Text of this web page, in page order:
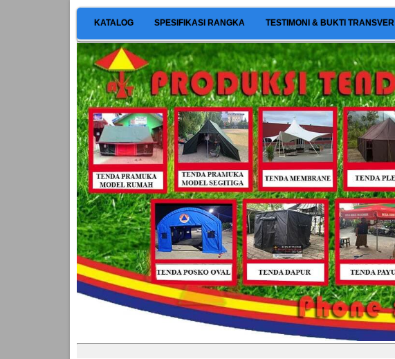
KATALOG SPESIFIKASI RANGKA TESTIMONI & BUKTI TRANSVER